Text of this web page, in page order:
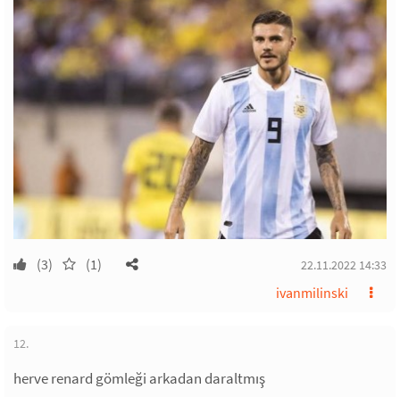
(3) (1) 22.11.2022 14:33
ivanmilinski
12.
herve renard gömleği arkadan daraltmış